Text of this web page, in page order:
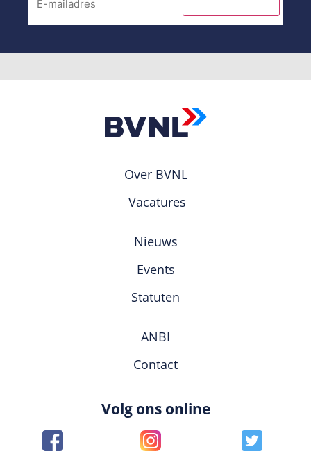
Over BVNL
Vacatures
Nieuws
Events
Statuten
ANBI
Contact
Volg ons online